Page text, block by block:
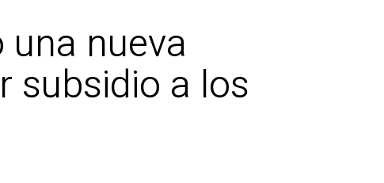
nueva
subsidio a los